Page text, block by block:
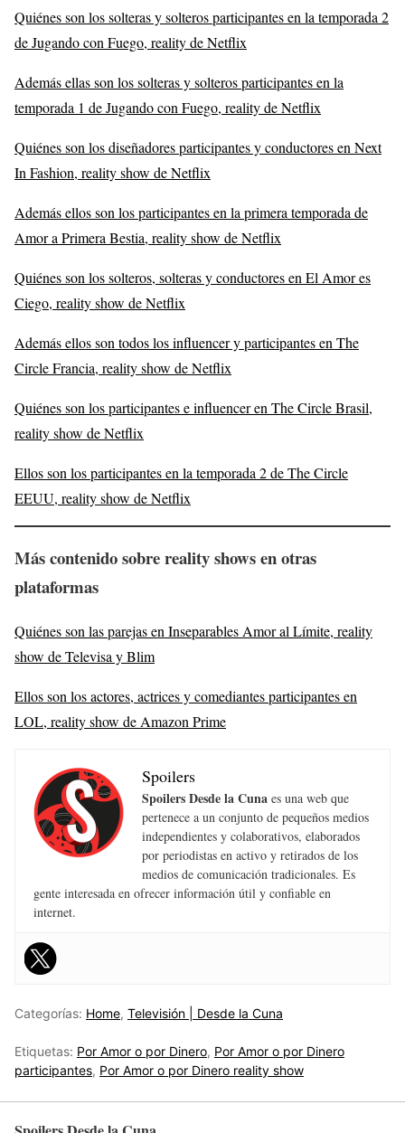
Quiénes son los solteras y solteros participantes en la temporada 2
de Jugando con Fuego, reality de Netflix
Además ellas son los solteras y solteros participantes en la
temporada 1 de Jugando con Fuego, reality de Netflix
Quiénes son los diseñadores participantes y conductores en Next
In Fashion, reality show de Netflix
Además ellos son los participantes en la primera temporada de
Amor a Primera Bestia, reality show de Netflix
Quiénes son los solteros, solteras y conductores en El Amor es
Ciego, reality show de Netflix
Además ellos son todos los influencer y participantes en The
Circle Francia, reality show de Netflix
Quiénes son los participantes e influencer en The Circle Brasil,
reality show de Netflix
Ellos son los participantes en la temporada 2 de The Circle
EEUU, reality show de Netflix
Más contenido sobre reality shows en otras
plataformas
Quiénes son las parejas en Inseparables Amor al Límite, reality
show de Televisa y Blim
Ellos son los actores, actrices y comediantes participantes en
LOL, reality show de Amazon Prime
Spoilers
Spoilers Desde la Cuna es una web que
pertenece a un conjunto de pequeños medios
independientes y colaborativos, elaborados
por periodistas en activo y retirados de los
medios de comunicación tradicionales. Es
gente interesada en ofrecer información útil y confiable en
internet.
Categorías: Home, Televisión | Desde la Cuna
Etiquetas: Por Amor o por Dinero, Por Amor o por Dinero
participantes, Por Amor o por Dinero reality show